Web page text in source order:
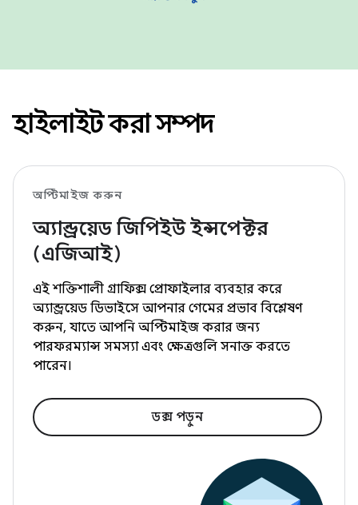
হাইলাইট করা সম্পদ
অপ্টিমাইজ করুন
অ্যান্ড্রয়েড জিপিইউ ইন্সপেক্টর
(এজিআই)
এই শক্তিশালী গ্রাফিক্স প্রোফাইলার ব্যবহার করে
অ্যান্ড্রয়েড ডিভাইসে আপনার গেমের প্রভাব বিশ্লেষণ
করুন, যাতে আপনি অপ্টিমাইজ করার জন্য
পারফরম্যান্স সমস্যা এবং ক্ষেত্রগুলি সনাক্ত করতে
পারেন।
ডক্স পড়ুন